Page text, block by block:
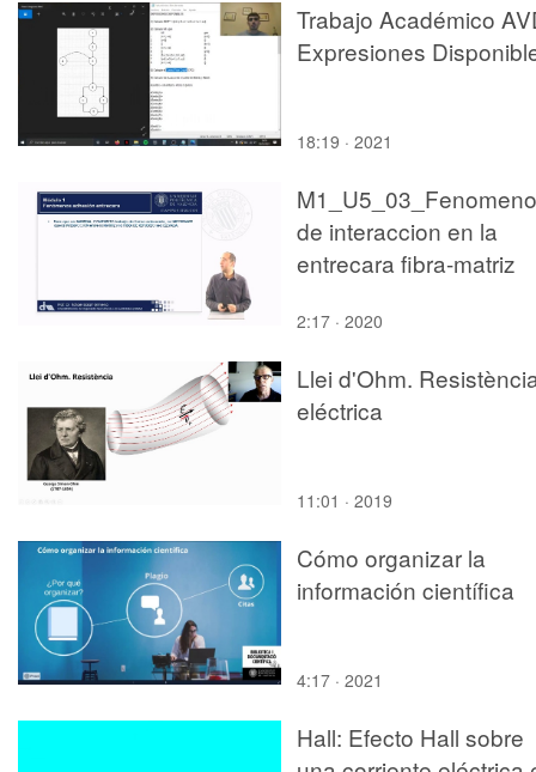
Trabajo Académico
Expresiones
18:19 · 2021
de interaccion en la
entrecara fibra-matriz
2:17 · 2020
Llei d'Ohm.
eléctrica
11:01 · 2019
Cómo organizar la
información científica
4:17 · 2021
Hall: Efecto Hall sobre